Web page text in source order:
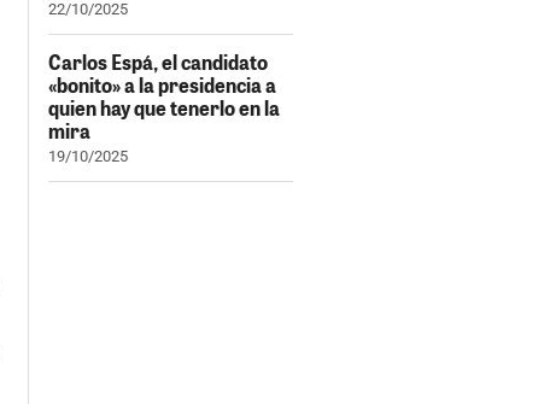
22/10/2025
Carlos Espá, el candidato
«bonito» a la presidencia a
quien hay que tenerlo en la
mira
19/10/2025